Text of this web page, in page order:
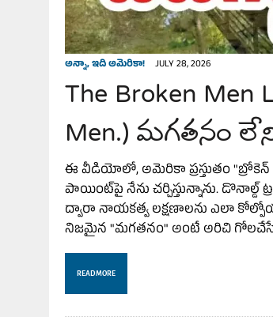
అన్నా, ఇది అమెరికా! JULY 28, 2026
The Broken Men
Men.) మగతనం
ఈ వీడియోలో, అమెరికా ప్రస్తుతం "బ్రోకెన్
పాయింట్‌పై నేను చర్చిస్తున్నాను. డొనాల్డ్
ద్వారా నాయకత్వ లక్షణాలను ఎలా
నిజమైన "మగతనం" అంటే అరిచి గోలచేసే
READ MORE